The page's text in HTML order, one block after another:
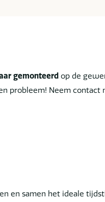
gemonteerd op de
probleem! Neem contact
en samen het ideale